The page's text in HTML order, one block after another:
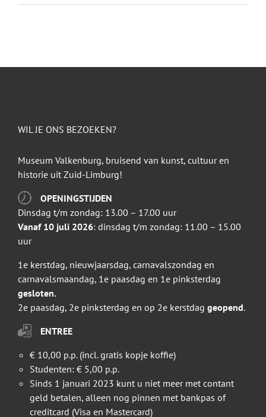
WIL JE ONS BEZOEKEN?
Museum Valkenburg, bruisend van kunst, cultuur en
historie uit Zuid-Limburg!
OPENINGSTIJDEN
Dinsdag t/m zondag: 13.00 – 17.00 uur
Vanaf 10 juli 2026: dinsdag t/m zondag: 11.00 – 15.00
uur
1e kerstdag, nieuwjaarsdag, carnavalszondag en
carnavalsmaandag, 1e paasdag en 1e pinksterdag
gesloten.
2e paasdag, 2e pinksterdag en op 2e kerstdag geopend.
ENTREE
€ 10,00 p.p. (incl. gratis kopje koffie)
Studenten: € 5,00 p.p.
Sinds 1 januari 2023 kunt u niet meer met contant
geld betalen, alleen nog pinnen met bankpas of
creditcard (Visa en Mastercard)